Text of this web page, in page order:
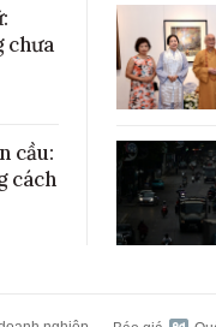
chưa
cầu:
cách